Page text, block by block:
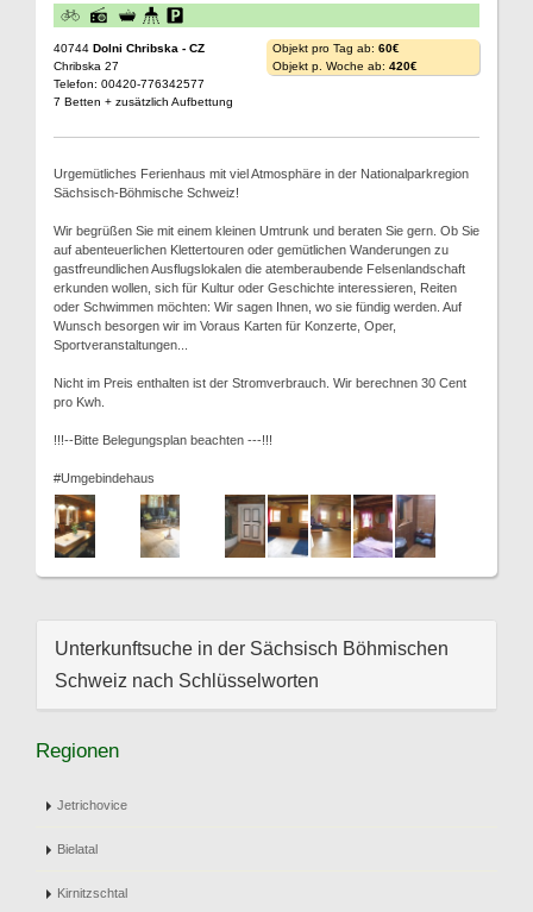
40744 Dolni Chribska - CZ
Chribska 27
Telefon: 00420-776342577
7 Betten + zusätzlich Aufbettung
Objekt pro Tag ab: 60€
Objekt p. Woche ab: 420€
Urgemütliches Ferienhaus mit viel Atmosphäre in der Nationalparkregion
Sächsisch-Böhmische Schweiz!
Wir begrüßen Sie mit einem kleinen Umtrunk und beraten Sie gern. Ob Sie
auf abenteuerlichen Klettertouren oder gemütlichen Wanderungen zu
gastfreundlichen Ausflugslokalen die atemberaubende Felsenlandschaft
erkunden wollen, sich für Kultur oder Geschichte interessieren, Reiten
oder Schwimmen möchten: Wir sagen Ihnen, wo sie fündig werden. Auf
Wunsch besorgen wir im Voraus Karten für Konzerte, Oper,
Sportveranstaltungen...
Nicht im Preis enthalten ist der Stromverbrauch. Wir berechnen 30 Cent
pro Kwh.
!!!--Bitte Belegungsplan beachten ---!!!
#Umgebindehaus
Unterkunftsuche in der Sächsisch Böhmischen
Schweiz nach Schlüsselworten
Regionen
Jetrichovice
Bielatal
Kirnitzschtal